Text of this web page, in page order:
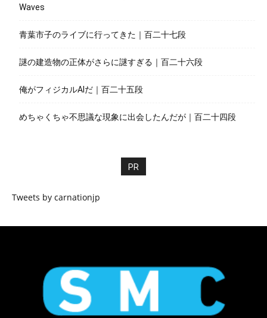
Waves
青葉市子のライブに行ってきた｜百二十七段
謎の建造物の正体がさらに謎すぎる｜百二十六段
俺がフィジカルAIだ｜百二十五段
めちゃくちゃ不思議な現象に出会したんだが｜百二十四段
PR
Tweets by carnationjp